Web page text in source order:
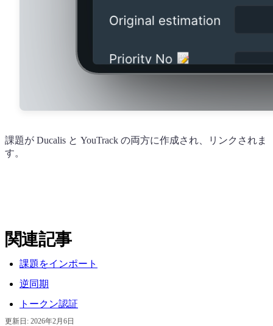
課題が Ducalis と YouTrack の両方に作成され、リンクされま
す。
関連記事
課題をインポート
逆同期
トークン認証
更新日: 2026年2月6日